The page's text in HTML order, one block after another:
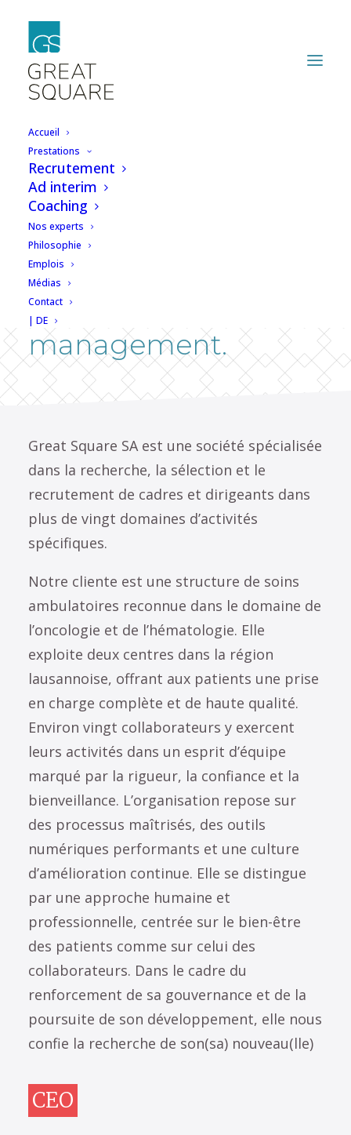
Accueil
Prestations
Recrutement
Ad interim
Coaching
Nos experts
Philosophie
Emplois
Médias
Contact
| DE
Une fonction
stratégique au
croisement de la
santé, de la
technologie et du
management.
Great Square SA est une société spécialisée
dans la recherche, la sélection et le
recrutement de cadres et dirigeants dans
plus de vingt domaines d’activités
spécifiques.
Notre cliente est une structure de soins
ambulatoires reconnue dans le domaine de
l’oncologie et de l’hématologie. Elle
exploite deux centres dans la région
lausannoise, offrant aux patients une prise
en charge complète et de haute qualité.
Environ vingt collaborateurs y exercent
leurs activités dans un esprit d’équipe
marqué par la rigueur, la confiance et la
bienveillance. L’organisation repose sur
des processus maîtrisés, des outils
numériques performants et une culture
d’amélioration continue. Elle se distingue
par une approche humaine et
professionnelle, centrée sur le bien-être
des patients comme sur celui des
collaborateurs. Dans le cadre du
renforcement de sa gouvernance et de la
poursuite de son développement, elle nous
confie la recherche de son(sa) nouveau(lle)
CEO